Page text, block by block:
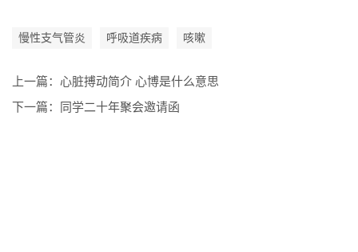
慢性支气管炎 呼吸道疾病 咳嗽
上一篇： 心脏搏动简介 心博是什么意思
下一篇：
同学二十年聚会邀请函